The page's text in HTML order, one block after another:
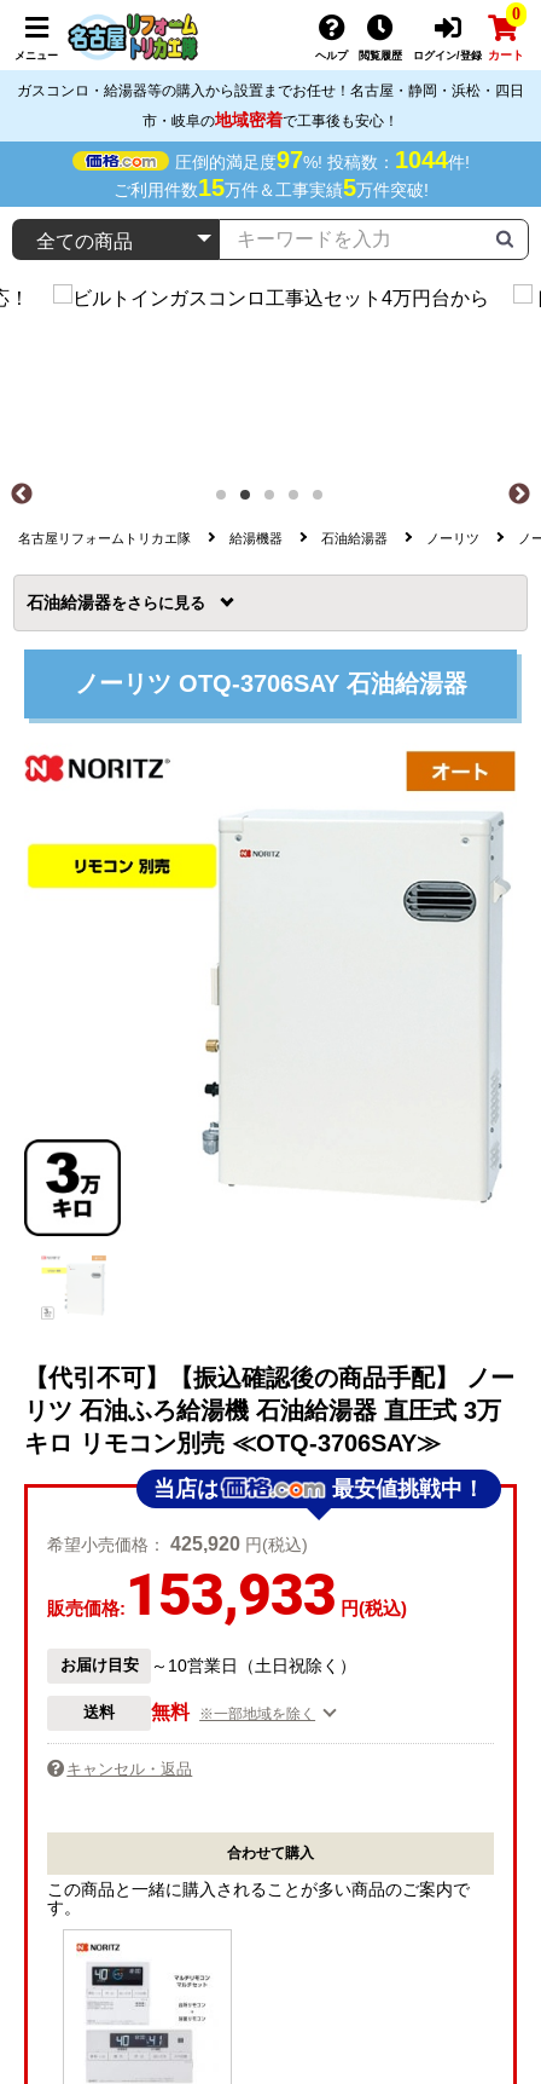
メニュー ヘルプ 閲覧履歴 ログイン/登録
0
カート
ガスコンロ・給湯器等の購入から設置までお任せ！名古屋・静岡・浜松・四日
市・岐阜の地域密着で工事後も安心！
圧倒的満足度97%! 投稿数： 1044件!
ご利用件数15万件＆工事実績5万件突破!
名古屋リフォームトリカエ隊 給湯機器 石油給湯器 ノーリツ ノ
石油給湯器を
ノーリツ OTQ-3706SAY 石油給湯器
【代引不可】【振込確認後の商品手配】 ノー
リツ 石油ふろ給湯機 石油給湯器 直圧式 3万
キロ リモコン別売 ≪OTQ-3706SAY≫
当店は 最安値挑戦中！
希望小売価格：425,920 円(税込)
販売価格: 153,933 円(税込)
お届け目安 ～10営業日（土日祝除く）
送料 無料 ※一部地域を除く
キャンセル・返品
合わせて購入
この商品と一緒に購入されることが多い商品のご案内で
す。